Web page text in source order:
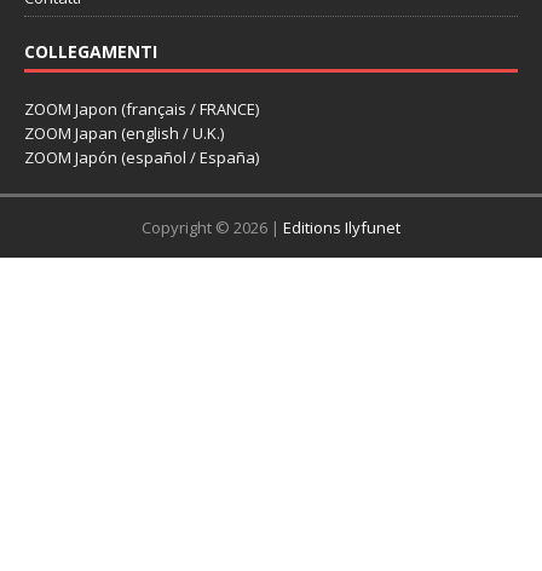
COLLEGAMENTI
ZOOM Japon (français / FRANCE)
ZOOM Japan (english / U.K.)
ZOOM Japón (español / España)
Copyright © 2026 | Editions Ilyfunet